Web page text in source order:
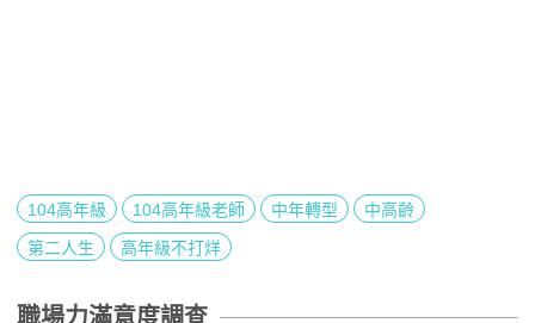
104高年級 104高年級老師 中年轉型
中高齡
第二人生
高年級不打烊
職場力滿意度調查